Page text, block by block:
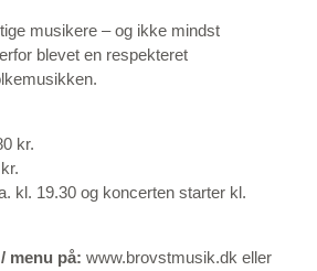
musikere – og ikke mindst
blevet en respekteret
kr.
kl. 19.30 og koncerten starter kl.
menu på: www.brovstmusik.dk eller